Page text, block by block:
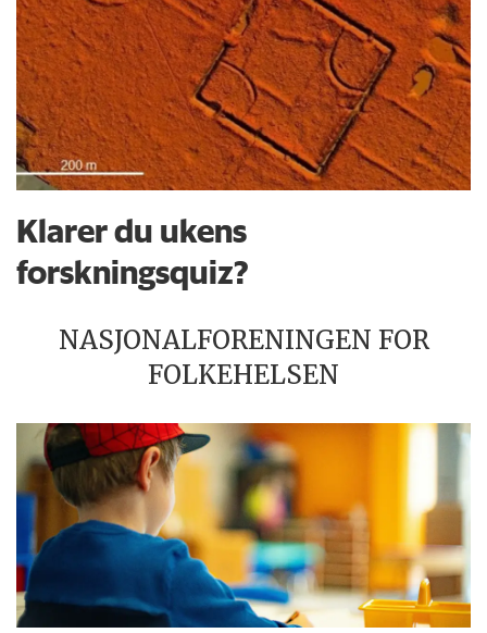
Klarer du ukens
forskningsquiz?
NASJONALFORENINGEN FOR
FOLKEHELSEN